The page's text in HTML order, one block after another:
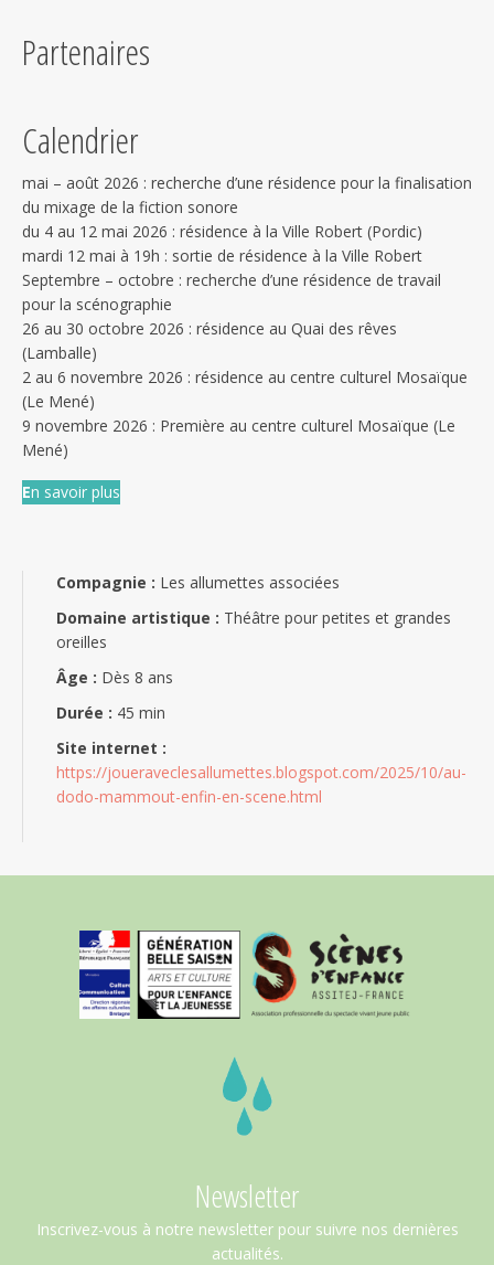
Partenaires
Calendrier
mai – août 2026 : recherche d’une résidence pour la finalisation
du mixage de la fiction sonore
du 4 au 12 mai 2026 : résidence à la Ville Robert (Pordic)
mardi 12 mai à 19h : sortie de résidence à la Ville Robert
Septembre – octobre : recherche d’une résidence de travail
pour la scénographie
26 au 30 octobre 2026 : résidence au Quai des rêves
(Lamballe)
2 au 6 novembre 2026 : résidence au centre culturel Mosaïque
(Le Mené)
9 novembre 2026 : Première au centre culturel Mosaïque (Le
Mené)
En savoir plus
Compagnie : Les allumettes associées
Domaine artistique : Théâtre pour petites et grandes
oreilles
Âge : Dès 8 ans
Durée : 45 min
Site internet :
https://joueraveclesallumettes.blogspot.com/2025/10/au-
dodo-mammout-enfin-en-scene.html
Newsletter
Inscrivez-vous à notre newsletter pour suivre nos dernières
actualités.